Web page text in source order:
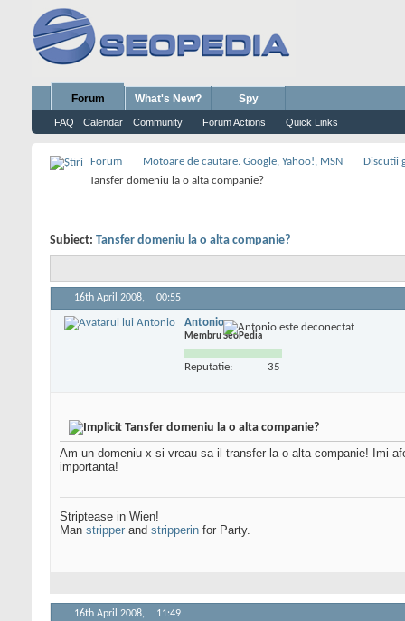
Forum
FAQ Calendar Community Forum Actions Quick Links
What's New? Spy
Forum Motoare de cautare. Google, Yahoo!, MSN
Discutii
Tansfer domeniu la o alta companie?
Subiect: Tansfer domeniu la o alta companie?
16th April 2008, 00:55
Antonio
Membru SeoPedia
Reputatie: 35
Tansfer domeniu la o alta companie?
Am un domeniu x si vreau sa il transfer la o alta companie! Imi
importanta!
Striptease in Wien!
Man stripper and stripperin for Party.
16th April 2008, 11:49